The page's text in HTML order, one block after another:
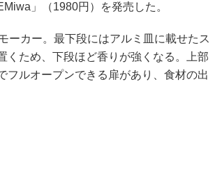
」（1980円）を発売した。
カー。最下段にはアルミ皿に載せたス
くため、下段ほど香りが強くなる。上部
フルオープンできる扉があり、食材の出